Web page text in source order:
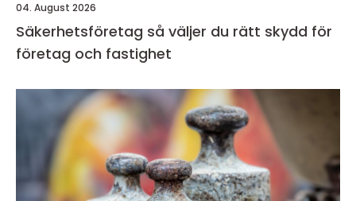
04. August 2026
Säkerhetsföretag så väljer du rätt skydd för
företag och fastighet